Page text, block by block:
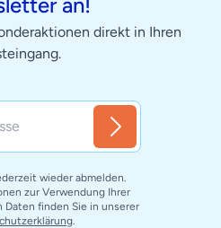
direkt in Ihren
wieder abmelden.
zur Verwendung Ihrer
Daten finden Sie in unserer
.